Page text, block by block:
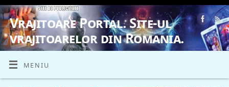
Vrajitoare Portal. Site-ul
vrajitoarelor din Romania.
VRAJITOARE, VRAJITOARELE, VRAJITOARE
MENIU